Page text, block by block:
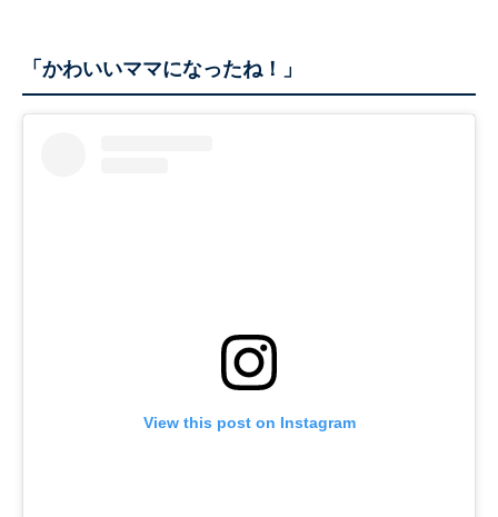
「かわいいママになったね！」
View this post on Instagram